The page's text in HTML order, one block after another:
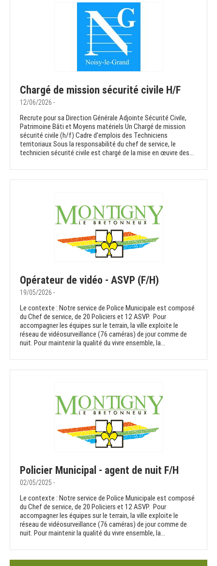
Chargé de mission sécurité civile H/F
12/06/2026 -
Recrute pour sa Direction Générale Adjointe Sécurité Civile,
Patrimoine Bâti et Moyens matériels Un Chargé de mission
sécurité civile (h/f) Cadre d’emplois des Techniciens
territoriaux Sous la responsabilité du chef de service, le
technicien sécurité civile est chargé de la mise en œuvre des...
Opérateur de vidéo - ASVP (F/H)
19/05/2026 -
Le contexte : Notre service de Police Municipale est composé
du Chef de service, de 20 Policiers et 12 ASVP. Pour
accompagner les équipes sur le terrain, la ville exploite le
réseau de vidéosurveillance (76 caméras) de jour comme de
nuit. Pour maintenir la qualité du vivre ensemble, la...
Policier Municipal - agent de nuit F/H
02/05/2025 -
Le contexte : Notre service de Police Municipale est composé
du Chef de service, de 20 Policiers et 12 ASVP. Pour
accompagner les équipes sur le terrain, la ville exploite le
réseau de vidéosurveillance (76 caméras) de jour comme de
nuit. Pour maintenir la qualité du vivre ensemble, la...